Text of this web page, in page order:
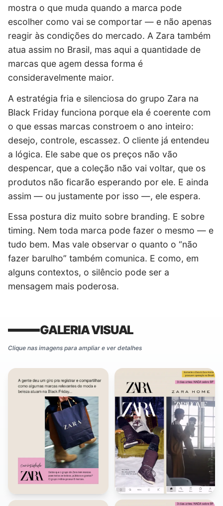
mostra o que muda quando a marca pode
escolher como vai se comportar — e não apenas
reagir às condições do mercado. A Zara também
atua assim no Brasil, mas aqui a quantidade de
marcas que agem dessa forma é
consideravelmente maior.
A estratégia fria e silenciosa do grupo Zara na
Black Friday funciona porque ela é coerente com
o que essas marcas constroem o ano inteiro:
desejo, controle, escassez. O cliente já entendeu
a lógica. Ele sabe que os preços não vão
despencar, que a coleção não vai voltar, que os
produtos não ficarão esperando por ele. E ainda
assim — ou justamente por isso —, ele espera.
Essa postura diz muito sobre branding. E sobre
timing. Nem toda marca pode fazer o mesmo — e
tudo bem. Mas vale observar o quanto o “não
fazer barulho” também comunica. E como, em
alguns contextos, o silêncio pode ser a
mensagem mais poderosa.
GALERIA VISUAL
Clique nas imagens para ampliar e ver detalhes